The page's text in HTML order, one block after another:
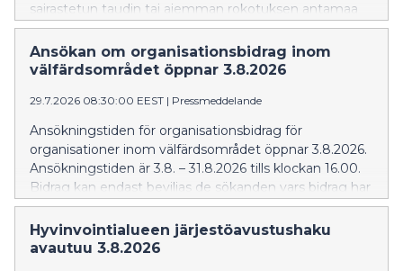
sairastetun taudin tai aiemman rokotuksen antamaa
suojaa vesirokkoa vastaan.
Ansökan om organisationsbidrag inom
välfärdsområdet öppnar 3.8.2026
29.7.2026 08:30:00 EEST | Pressmeddelande
Ansökningstiden för organisationsbidrag för
organisationer inom välfärdsområdet öppnar 3.8.2026.
Ansökningstiden är 3.8. – 31.8.2026 tills klockan 16.00.
Bidrag kan endast beviljas de sökanden vars bidrag har
kommit in inom utsatt tid.
Hyvinvointialueen järjestöavustushaku
avautuu 3.8.2026